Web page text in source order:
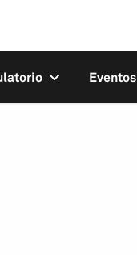
Eventos